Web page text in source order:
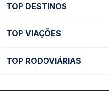
TOP DESTINOS
Ônibus São Paulo
TOP VIAÇÕES
TOP RODOVIÁRIAS